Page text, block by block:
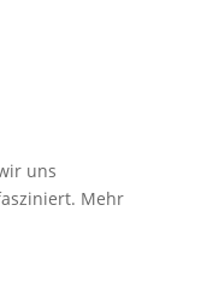
uns
Mehr